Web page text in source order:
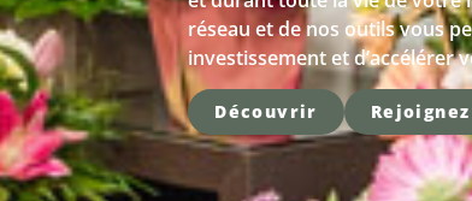
réseau et de nos outils vous
investissement et d’accélérer
Découvrir